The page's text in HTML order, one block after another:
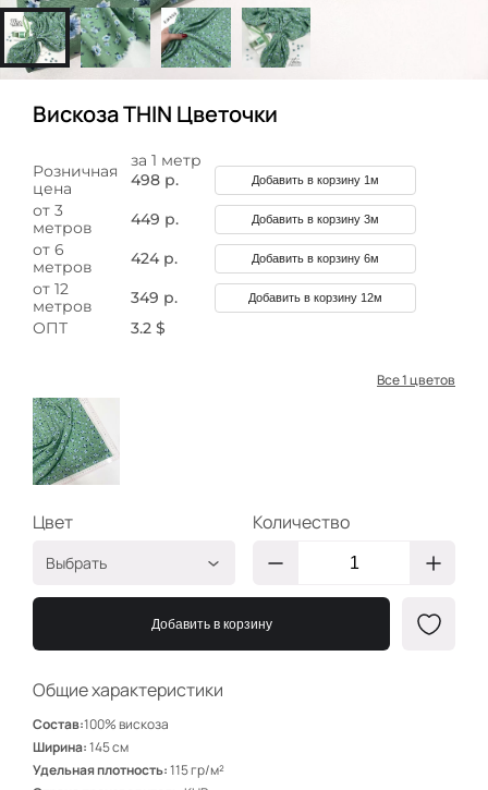
Вискоза THIN Цветочки
Общие характеристики
Состав:100% вискоза
Ширина:145 см
Удельная плотность:115 гр/м²
за 1 метр
Розничная
цена
498 р. Добавить в корзину 1м
от 3
метров
449 р. Добавить в корзину 3м
от 6
метров
424 р. Добавить в корзину 6м
от 12
метров
349 р. Добавить в корзину 12м
ОПТ 3.2 $
Все 1 цветов
Цвет
Выбрать
Голубые на мятном
ЕЖ505
Количество
Добавить в корзину